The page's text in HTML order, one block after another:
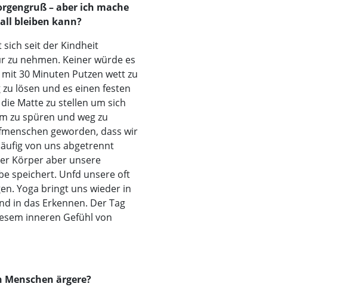
– aber ich mache
bleiben kann?
sich seit der Kindheit
zu nehmen. Keiner würde es
30 Minuten Putzen wett zu
lösen und es einen festen
Matte zu stellen um sich
zu spüren und weg zu
geworden, dass wir
von uns abgetrennt
Körper aber unsere
speichert. Unfd unsere oft
Yoga bringt uns wieder in
in das Erkennen. Der Tag
inneren Gefühl von
ärgere?